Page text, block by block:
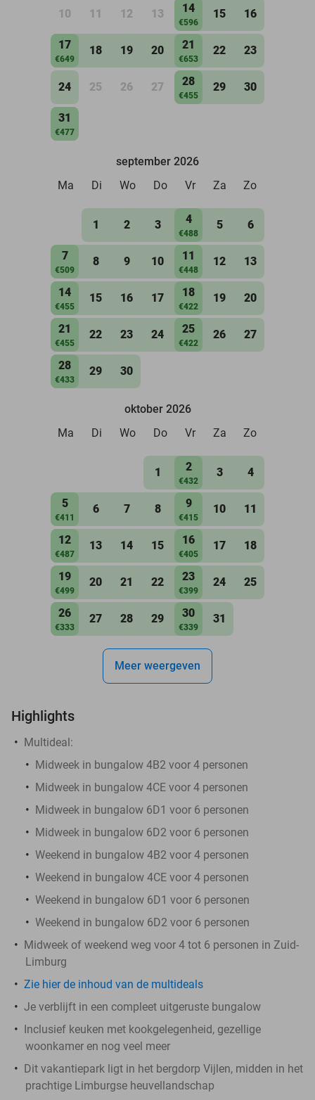
10 11 12 13 14
€596
15 16
17
€649
18 19 20 21
€653
22 23
24 25 26 27 28
€455
29 30
31
€477
september 2026
Ma
Di Wo Do Vr Za Zo
1 2 3 4
€488
5 6
7
€509
8 9 10 11
€448
12 13
14
€455
15 16 17 18
€422
19 20
21
€455
22 23 24 25
€422
26 27
28
€433
29 30
oktober 2026
Ma
Di Wo Do Vr Za Zo
1 2
€432
3 4
5
€411
6 7 8 9
€415
10 11
12
€487
13 14 15 16
€405
17 18
19
€499
20 21 22 23
€399
24 25
26
€333
27 28 29 30
€339
31
Meer weergeven
Highlights
Multideal:
Midweek in bungalow 4B2 voor 4 personen
Midweek in bungalow 4CE voor 4 personen
Midweek in bungalow 6D1 voor 6 personen
Midweek in bungalow 6D2 voor 6 personen
Weekend in bungalow 4B2 voor 4 personen
Weekend in bungalow 4CE voor 4 personen
Weekend in bungalow 6D1 voor 6 personen
Weekend in bungalow 6D2 voor 6 personen
Midweek of weekend weg voor 4 tot 6 personen in Zuid-
Limburg
Zie hier de inhoud van de multideals
Je verblijft in een compleet uitgeruste bungalow
Inclusief keuken met kookgelegenheid, gezellige
woonkamer en nog veel meer
Dit vakantiepark ligt in het bergdorp Vijlen, midden in het
prachtige Limburgse heuvellandschap